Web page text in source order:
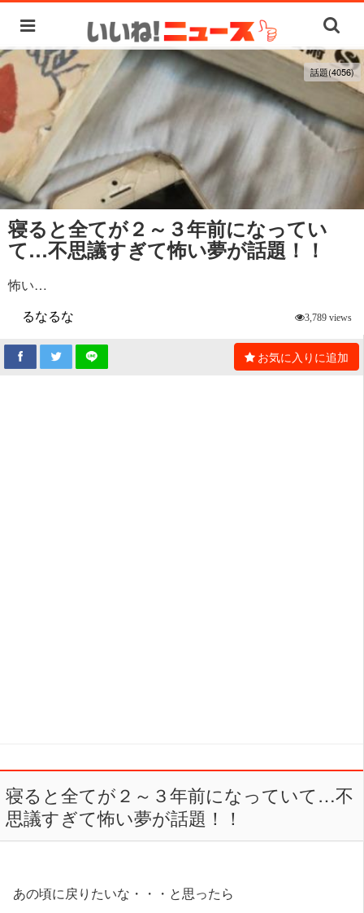
話題(4056)
寝ると全てが２～３年前になってい
て…不思議すぎて怖い夢が話題！！
怖い…
るなるな
3,789 views
お気に入りに追加
寝ると全てが２～３年前になっていて…不
思議すぎて怖い夢が話題！！
あの頃に戻りたいな・・・と思ったら